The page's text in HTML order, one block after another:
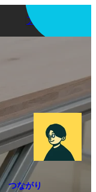
アプリを使う
つながり